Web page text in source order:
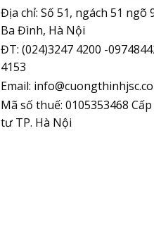
Địa chỉ: Số 51, ngách 51 ngõ
Ba Đình, Hà Nội
ĐT: (024)3247 4200 -
4153
Email:
Mã số thuế: 0105353468
tư TP. Hà Nội